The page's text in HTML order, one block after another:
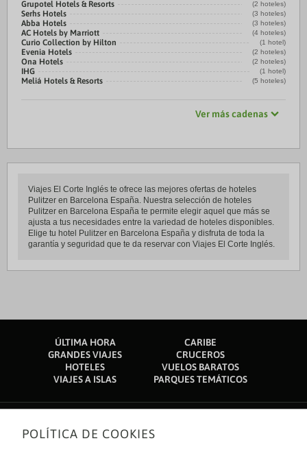
Grupotel Hotels & Resorts (2 hoteles)
Serhs Hotels (3 hoteles)
Abba Hotels (3 hoteles)
AC Hotels by Marriott (4 hoteles)
Curio Collection by Hilton (1 hotel)
Evenia Hotels (2 hoteles)
Ona Hotels (2 hoteles)
IHG (1 hotel)
Meliá Hotels & Resorts (5 hoteles)
Ver más cadenas
Viajes El Corte Inglés te ofrece las mejores ofertas de hoteles
Pulitzer en Barcelona España. Nuestra selección de hoteles
Pulitzer en Barcelona España te permite elegir aquel que más se
ajusta a tus necesidades entre la variedad de hoteles disponibles.
Elige tu hotel Pulitzer en Barcelona España y disfruta de toda la
garantía y seguridad que te da reservar con Viajes El Corte Inglés.
ÚLTIMA HORA
CARIBE
GRANDES VIAJES
CRUCEROS
HOTELES
VUELOS BARATOS
VIAJES A ISLAS
PARQUES TEMÁTICOS
Sobre nosotros
POLÍTICA DE COOKIES